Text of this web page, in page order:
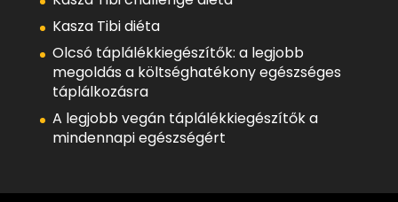
Kasza Tibi diéta
Olcsó táplálékkiegészítők: a legjobb
megoldás a költséghatékony egészséges
táplálkozásra
A legjobb vegán táplálékkiegészítők a
mindennapi egészségért